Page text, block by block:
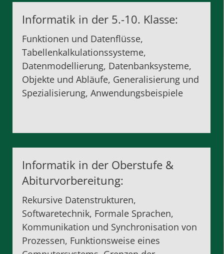
Informatik in der 5.-10. Klasse:
Funktionen und Datenflüsse,
Tabellenkalkulationssysteme,
Datenmodellierung, Datenbanksysteme,
Objekte und Abläufe, Generalisierung und
Spezialisierung, Anwendungsbeispiele
Informatik in der Oberstufe &
Abiturvorbereitung:
Rekursive Datenstrukturen,
Softwaretechnik, Formale Sprachen,
Kommunikation und Synchronisation von
Prozessen, Funktionsweise eines